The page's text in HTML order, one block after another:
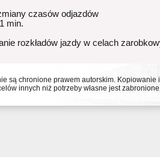
czasów odjazdów
min.
rozkładów jazdy w celach
są chronione prawem autorskim.
innych niż potrzeby własne jest